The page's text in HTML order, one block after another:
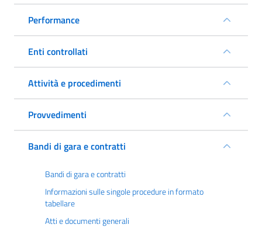
Performance
Enti controllati
Attività e procedimenti
Provvedimenti
Bandi di gara e contratti
Bandi di gara e contratti
Informazioni sulle singole procedure in formato
tabellare
Atti e documenti generali